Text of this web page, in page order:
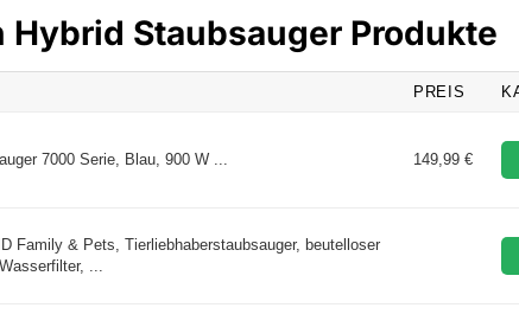
Staubsauger Produkte
PREIS
7000 Serie, Blau, 900 W ... 149,99 €
Family & Pets, Tierliebhaberstaubsauger, beutelloser
...